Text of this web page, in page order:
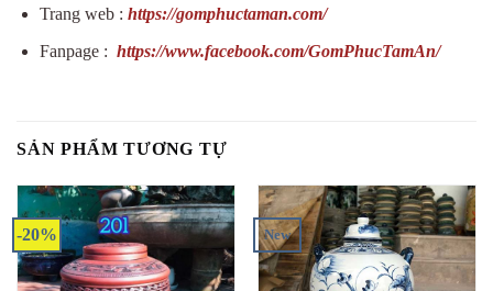
Trang web : https://gomphuctaman.com/
Fanpage : https://www.facebook.com/GomPhucTamAn/
SẢN PHẨM TƯƠNG TỰ
-20% New